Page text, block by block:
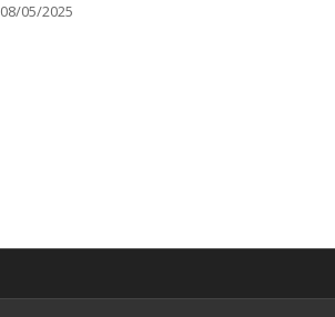
08/05/2025